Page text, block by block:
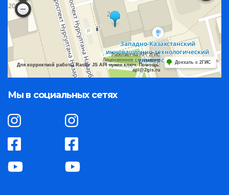
Работает на API 2ГИС
Лицензионное соглашение
Для корректной работы Raster JS API нужен ключ. Помощь:
api@2gis.ru
Доехать с 2ГИС
Мы в социальных сетях